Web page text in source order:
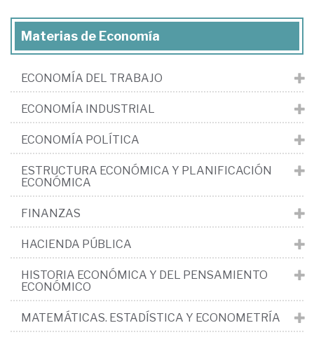
Materias de Economía
ECONOMÍA DEL TRABAJO
ECONOMÍA INDUSTRIAL
ECONOMÍA POLÍTICA
ESTRUCTURA ECONÓMICA Y PLANIFICACIÓN
ECONÓMICA
FINANZAS
HACIENDA PÚBLICA
HISTORIA ECONÓMICA Y DEL PENSAMIENTO
ECONÓMICO
MATEMÁTICAS. ESTADÍSTICA Y ECONOMETRÍA